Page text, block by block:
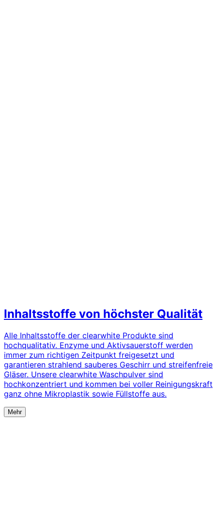
Inhaltsstoffe von höchster Qualität
Alle Inhaltsstoffe der clearwhite Produkte sind
hochqualitativ. Enzyme und Aktivsauerstoff werden
immer zum richtigen Zeitpunkt freigesetzt und
garantieren strahlend sauberes Geschirr und streifenfreie
Gläser. Unsere clearwhite Waschpulver sind
hochkonzentriert und kommen bei voller Reinigungskraft
ganz ohne Mikroplastik sowie Füllstoffe aus.
Mehr